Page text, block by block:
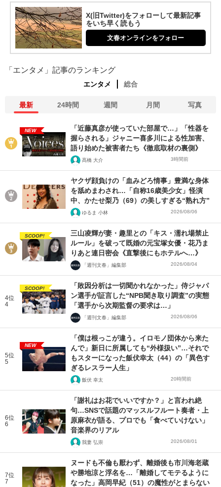
X(旧Twitter)をフォローして最新記事
をいち早く読もう
文春オンラインをフォロー
「エンタメ」記事のランキング
エンタメ 総合
最新 24時間 週間 月間 写真
NEW
「近藤真彦が使っていた部屋で…」「性器を
握らされる」ジャニー喜多川による性加害、
語り始めた被害者たち《徹底取材の裏側》
髙橋 大介 3時間前
ヤクザ顔負けの「血みどろ情事」豊満な身体
を舐めまわされ…「自称16歳美少女」怪演
中、かたせ梨乃（69）の美しすぎる“熟れ方”
ゆるま 小林 2026/08/06
SCOOP!
三山凌輝が妻・趣里との「キス・濡れ場禁止
ルール」を破って既婚の元宝塚女優・花乃ま
りあと連日密会《直撃後にもホテルへ…》
「週刊文春」編集部 2026/08/04
4位
4
SCOOP!
「敗因分析は一切聞かれなかった」侍ジャパ
ン選手が証言した“NPB聞き取り調査”の実態
「選手から次期監督の要求は…」
「週刊文春」編集部 2026/08/06
5位
5
NEW
「僕は根っこが違う。イロモノ団体から来た
んで」新日に所属しても“外様扱い”…それで
もスターになった飯伏幸太（44）の「異色す
ぎるレスラー人生」
飯伏 幸太 20時間前
6位
6
「謝礼はお花でいいですか？」と言われ絶
句…SNSで話題のマッスルフルート奏者・上
原麻衣が語る、プロでも「食べていけない」
音楽界のリアル
我妻 弘崇 2026/08/01
7位
7
ヌードも不倫も厭わず、離婚後も市川海老蔵
や勝地涼と浮名を…「離婚してモテるように
なった」高岡早紀（51）の魔性がとまらない